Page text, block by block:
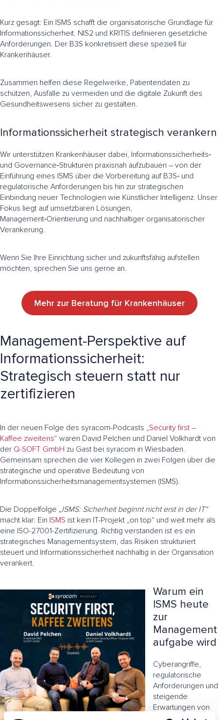
Kurz gesagt: Ein ISMS schafft die organisatorische Grundlage für
Informationssicherheit. NIS2 und KRITIS definieren gesetzliche
Anforderungen. Der B3S konkretisiert diese speziell für
Krankenhäuser.
Zusammen helfen diese Regelwerke, Patientendaten zu
schützen, Ausfälle zu vermeiden und die digitale Zukunft des
Gesundheitswesens sicher zu gestalten.
Informationssicherheit strategisch verankern
Wir unterstützen Krankenhäuser dabei, Informationssicherheits‑
und Governance‑Strukturen praxisnah aufzubauen – von der
Einführung eines ISMS über die Vorbereitung auf B3S‑ und
regulatorische Anforderungen bis hin zur strategischen
Einbindung neuer Technologien wie Künstlicher Intelligenz. Unser
Fokus liegt auf umsetzbaren Lösungen,
Management‑Orientierung und nachhaltiger organisatorischer
Verankerung.
Wenn Sie Ihre Einrichtung sicher und zukunftsfähig aufstellen
möchten, sprechen Sie uns gerne an.
Mehr zur Beratung für Krankenhäuser
Management-Perspektive auf
Informationssicherheit:
Strategisch steuern statt nur
zertifizieren
In der neuen Folge des syracom-Podcasts „Security first –
Kaffee zweitens“ waren David Pelchen und Daniel Volkhardt von
der Q-SOFT GmbH zu Gast bei syracom in Wiesbaden.
Gemeinsam sprechen die vier Kollegen in zwei Folgen über die
strategische und operative Bedeutung von
Informationssicherheitsmanagementsystemen (ISMS).
Die Doppelfolge „ISMS: Sicherheit beginnt nicht erst in der IT“
macht klar: Ein ISMS ist kein IT-Projekt „on top“ und weit mehr als
eine ISO-27001-Zertifizierung. Richtig verstanden ist es ein
strategisches Managementsystem, das Risiken strukturiert
steuert und Informationssicherheit nachhaltig in der Organisation
verankert.
Warum ein
ISMS heute
zur
Management
aufgabe wird
Cyberangriffe,
regulatorische
Anforderungen und
steigende
Erwartungen von
Kunden und